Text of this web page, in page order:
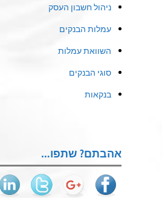
ניהול חשבון העסק
עמלות הבנקים
השוואת עמלות
סוגי הבנקים
בנקאות
אהבתם? שתפו…